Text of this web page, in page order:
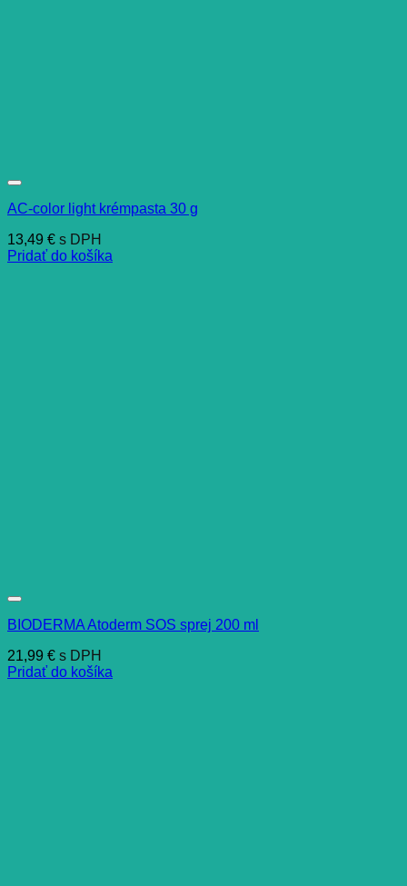
AC-color light krémpasta 30 g
13,49 € s DPH
Pridať do košíka
BIODERMA Atoderm SOS sprej 200 ml
21,99 € s DPH
Pridať do košíka